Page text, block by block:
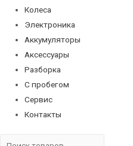
Колеса
Электроника
Аккумуляторы
Аксессуары
Разборка
С пробегом
Сервис
Контакты